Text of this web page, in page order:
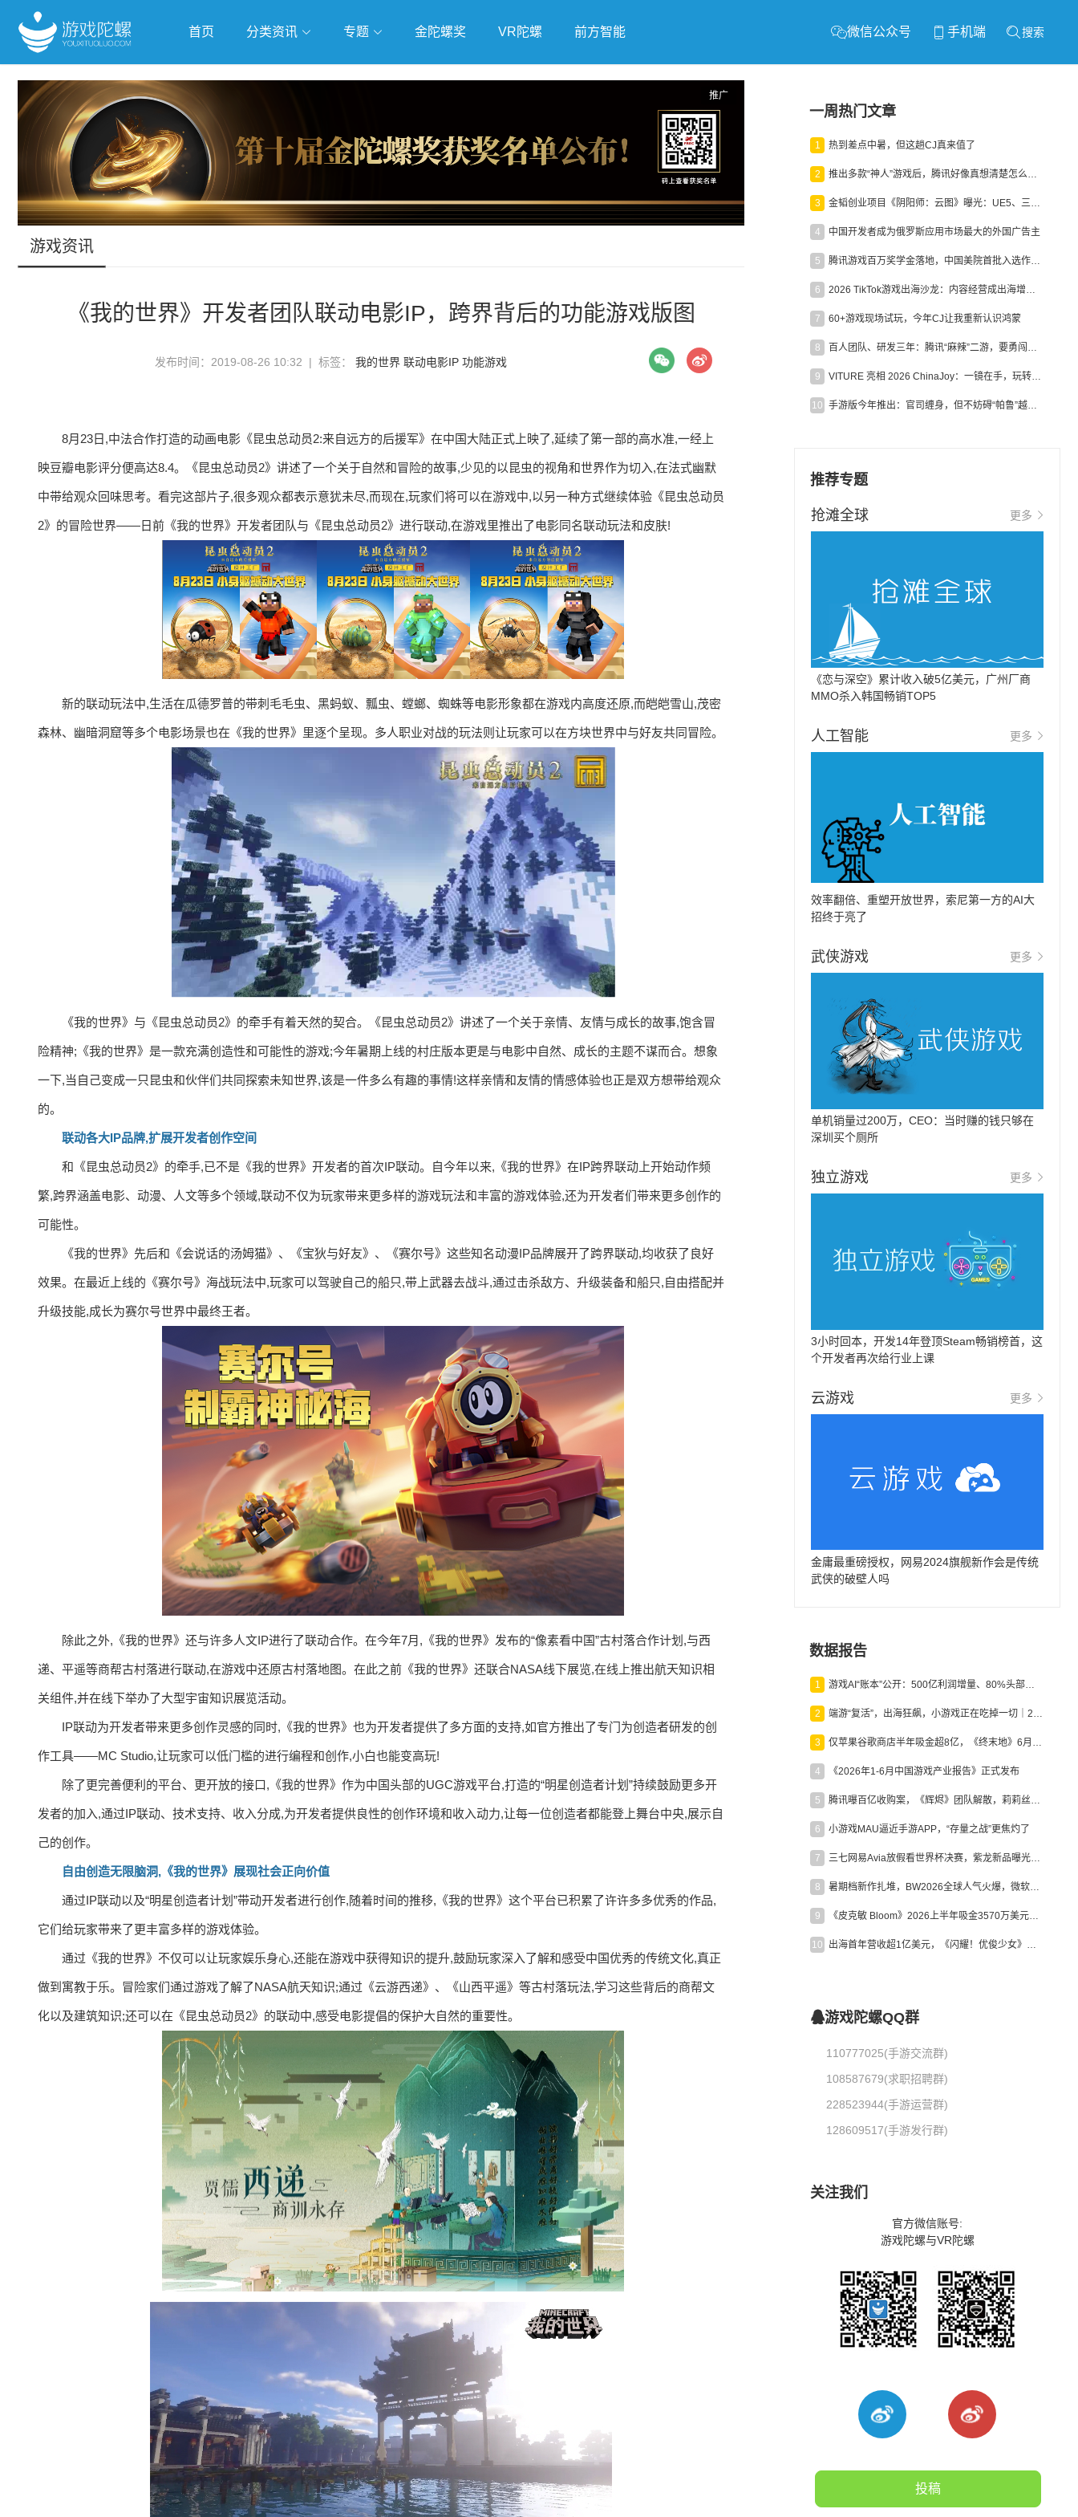
首页 分类资讯 专题
抢滩全球 人工智能 武侠游戏 独立游戏 云游戏
跨界Talk
金陀螺奖 VR陀螺 前方智能 微信公众号 手机端 搜索
推广
游戏资讯
《我的世界》开发者团队联动电影IP，跨界背后的功能游戏版图
发布时间：2019-08-26 10:32 | 标签： 我的世界 联动电影IP 功能游戏
8月23日,中法合作打造的动画电影《昆虫总动员2:来自远方的后援军》在中国大陆正式上映了,延续了第一部的高水准,一经上
映豆瓣电影评分便高达8.4。《昆虫总动员2》讲述了一个关于自然和冒险的故事,少见的以昆虫的视角和世界作为切入,在法式幽默
中带给观众回味思考。看完这部片子,很多观众都表示意犹未尽,而现在,玩家们将可以在游戏中,以另一种方式继续体验《昆虫总动员
2》的冒险世界——日前《我的世界》开发者团队与《昆虫总动员2》进行联动,在游戏里推出了电影同名联动玩法和皮肤!
新的联动玩法中,生活在瓜德罗普的带刺毛毛虫、黑蚂蚁、瓢虫、螳螂、蜘蛛等电影形象都在游戏内高度还原,而皑皑雪山,茂密
森林、幽暗洞窟等多个电影场景也在《我的世界》里逐个呈现。多人职业对战的玩法则让玩家可以在方块世界中与好友共同冒险。
《我的世界》与《昆虫总动员2》的牵手有着天然的契合。《昆虫总动员2》讲述了一个关于亲情、友情与成长的故事,饱含冒
险精神;《我的世界》是一款充满创造性和可能性的游戏;今年暑期上线的村庄版本更是与电影中自然、成长的主题不谋而合。想象
一下,当自己变成一只昆虫和伙伴们共同探索未知世界,该是一件多么有趣的事情!这样亲情和友情的情感体验也正是双方想带给观众
的。
联动各大IP品牌,扩展开发者创作空间
和《昆虫总动员2》的牵手,已不是《我的世界》开发者的首次IP联动。自今年以来,《我的世界》在IP跨界联动上开始动作频
繁,跨界涵盖电影、动漫、人文等多个领域,联动不仅为玩家带来更多样的游戏玩法和丰富的游戏体验,还为开发者们带来更多创作的
可能性。
《我的世界》先后和《会说话的汤姆猫》、《宝狄与好友》、《赛尔号》这些知名动漫IP品牌展开了跨界联动,均收获了良好
效果。在最近上线的《赛尔号》海战玩法中,玩家可以驾驶自己的船只,带上武器去战斗,通过击杀敌方、升级装备和船只,自由搭配并
升级技能,成长为赛尔号世界中最终王者。
除此之外,《我的世界》还与许多人文IP进行了联动合作。在今年7月,《我的世界》发布的“像素看中国”古村落合作计划,与西
递、平遥等商帮古村落进行联动,在游戏中还原古村落地图。在此之前《我的世界》还联合NASA线下展览,在线上推出航天知识相
关组件,并在线下举办了大型宇宙知识展览活动。
IP联动为开发者带来更多创作灵感的同时,《我的世界》也为开发者提供了多方面的支持,如官方推出了专门为创造者研发的创
作工具——MC Studio,让玩家可以低门槛的进行编程和创作,小白也能变高玩!
除了更完善便利的平台、更开放的接口,《我的世界》作为中国头部的UGC游戏平台,打造的“明星创造者计划”持续鼓励更多开
发者的加入,通过IP联动、技术支持、收入分成,为开发者提供良性的创作环境和收入动力,让每一位创造者都能登上舞台中央,展示自
己的创作。
自由创造无限脑洞,《我的世界》展现社会正向价值
通过IP联动以及“明星创造者计划”带动开发者进行创作,随着时间的推移,《我的世界》这个平台已积累了许许多多优秀的作品,
它们给玩家带来了更丰富多样的游戏体验。
通过《我的世界》不仅可以让玩家娱乐身心,还能在游戏中获得知识的提升,鼓励玩家深入了解和感受中国优秀的传统文化,真正
做到寓教于乐。冒险家们通过游戏了解了NASA航天知识;通过《云游西递》、《山西平遥》等古村落玩法,学习这些背后的商帮文
化以及建筑知识;还可以在《昆虫总动员2》的联动中,感受电影提倡的保护大自然的重要性。
一周热门文章
1 热到差点中暑，但这趟CJ真来值了
2 推出多款“神人”游戏后，腾讯好像真想清楚怎么做二次元了
3 金韬创业项目《阴阳师：云图》曝光：UE5、三端互通、ARPG
4 中国开发者成为俄罗斯应用市场最大的外国广告主
5 腾讯游戏百万奖学金落地，中国美院首批入选作品获业内关注
6 2026 TikTok游戏出海沙龙：内容经营成出海增长新引擎
7 60+游戏现场试玩，今年CJ让我重新认识鸿蒙
8 百人团队、研发三年：腾讯“麻辣”二游，要勇闯男性恋爱市场
9 VITURE 亮相 2026 ChinaJoy：一镜在手，玩转全场！
10 手游版今年推出：官司缠身，但不妨碍“帕鲁”越来越火
推荐专题
抢滩全球 更多
《恋与深空》累计收入破5亿美元，广州厂商
MMO杀入韩国畅销TOP5
人工智能 更多
效率翻倍、重塑开放世界，索尼第一方的AI大
招终于亮了
武侠游戏 更多
单机销量过200万，CEO：当时赚的钱只够在
深圳买个厕所
独立游戏 更多
3小时回本，开发14年登顶Steam畅销榜首，这
个开发者再次给行业上课
云游戏 更多
金庸最重磅授权，网易2024旗舰新作会是传统
武侠的破壁人吗
数据报告
1 游戏AI“账本”公开：500亿利润增量、80%头部入局，谁在闷声发财？
2 端游“复活”，出海狂飙，小游戏正在吃掉一切｜2026上半年产业报告
3 仅苹果谷歌商店半年吸金超8亿，《终末地》6月份收入显著回暖
4 《2026年1-6月中国游戏产业报告》正式发布
5 腾讯曝百亿收购案，《辉烬》团队解散，莉莉丝新作曝光｜陀螺周报
6 小游戏MAU逼近手游APP，“存量之战”更焦灼了
7 三七网易Avia放假看世界杯决赛，紫龙新品曝光，米哈游新作上线 | 陀螺周报
8 暑期档新作扎堆，BW2026全球人气火爆，微软XBOX大裁员|陀螺周报
9 《皮克敏 Bloom》2026上半年吸金3570万美元，中国台湾成最大市场
10 出海首年营收超1亿美元，《闪耀！优俊少女》美国市场占比达七成
游戏陀螺QQ群
110777025(手游交流群)
108587679(求职招聘群)
228523944(手游运营群)
128609517(手游发行群)
关注我们
官方微信账号:
游戏陀螺与VR陀螺
投稿